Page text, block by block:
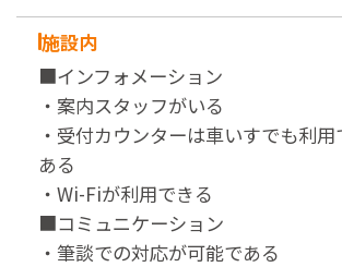
施設内
■インフォメーション
・案内スタッフがいる
・受付カウンターは車いすでも利
ある
・Wi-Fiが利用できる
■コミュニケーション
・筆談での対応が可能である